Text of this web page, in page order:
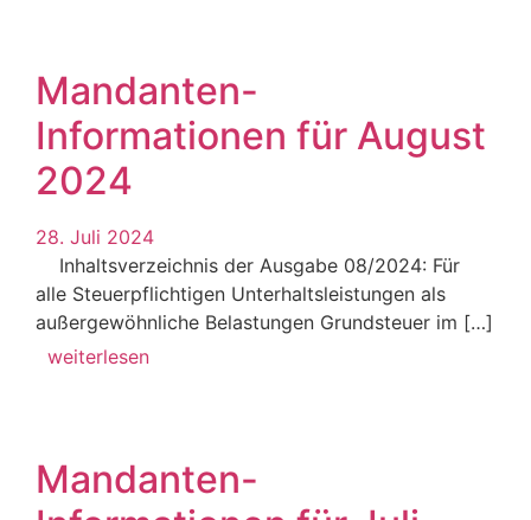
Mandanten-
Informationen für August
2024
28. Juli 2024
Inhaltsverzeichnis der Ausgabe 08/2024: Für
alle Steuerpflichtigen Unterhaltsleistungen als
außergewöhnliche Belastungen Grundsteuer im […]
weiterlesen
Mandanten-